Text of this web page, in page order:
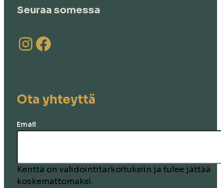
Seuraa somessa
Instagram
Facebook
Ota yhteyttä
Email
Kenttä on validointitarkoituksiin ja tulee jättää
koskemattomaksi.